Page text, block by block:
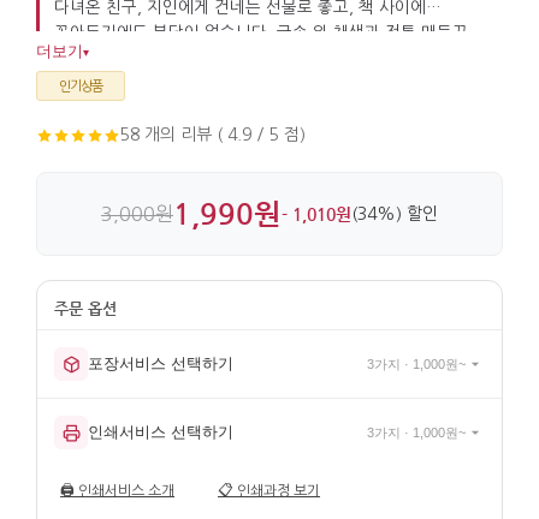
다녀온 친구, 지인에게 건네는 선물로 좋고, 책 사이에
꽂아두기에도 부담이 없습니다. 금속 위 채색과 전통 매듭끈
장식이 더해져 디테일이 살아 있습니다.
더보기 ▾
인기상품
58 개의 리뷰 ( 4.9 / 5 점)
3,000원1,990원- 1,010원 (34%) 할인
포장서비스 선택하기 3가지 · 1,000원~
인쇄서비스 선택하기 3가지 · 1,000원~
🖨️ 인쇄서비스 소개 📋 인쇄과정 보기